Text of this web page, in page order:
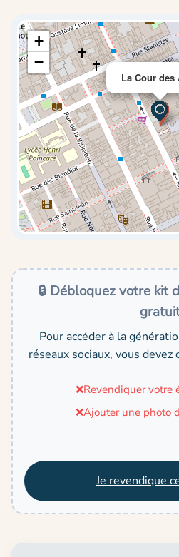
La Cour des
+
−
🔒 Débloquez votre kit
Pour accéder à la
réseaux sociaux, vous
❌Revendiquer votre
❌Ajouter une photo
Je revendique